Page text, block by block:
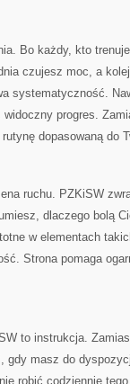
Bo każdy, kto
czujesz moc, a
systematyczność.
progres.
dopasowaną do
ruchu. PZKiSW
dlaczego bolą
w elementach
Strona pomaga
to instrukcja.
gdy masz do
robić codziennie